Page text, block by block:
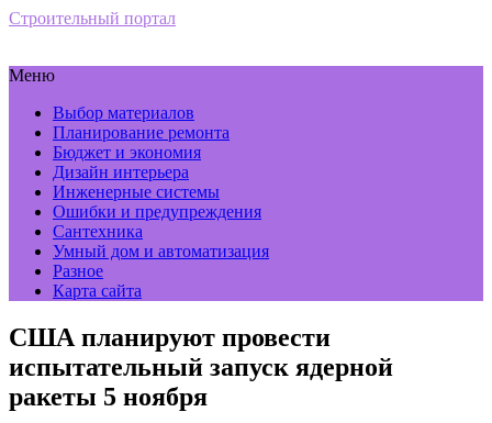
Строительный портал
Меню
Выбор материалов
Планирование ремонта
Бюджет и экономия
Дизайн интерьера
Инженерные системы
Ошибки и предупреждения
Сантехника
Умный дом и автоматизация
Разное
Карта сайта
США планируют провести
испытательный запуск ядерной
ракеты 5 ноября